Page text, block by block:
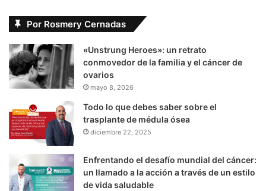
Por Rosmery Cernadas
«Unstrung Heroes»: un retrato
conmovedor de la familia y el cáncer de
ovarios
mayo 8, 2026
Todo lo que debes saber sobre el
trasplante de médula ósea
diciembre 22, 2025
Enfrentando el desafío mundial del cáncer:
un llamado a la acción a través de un estilo
de vida saludable